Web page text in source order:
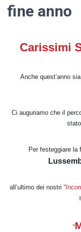
fine anno
Carissimi
Anche quest’anno
Ci auguriamo che il
Per festeggiare la
all’ultimo dei nostri “
“